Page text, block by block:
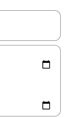
flèches vers le